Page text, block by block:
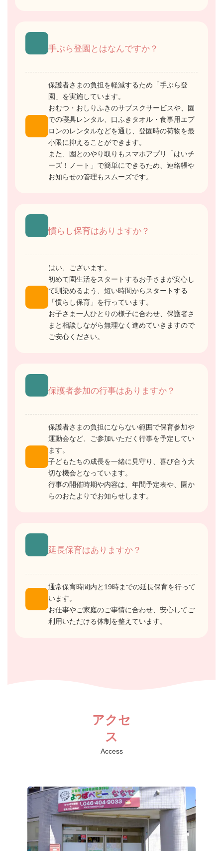
手ぶら登園とはなんですか？
保護者さまの負担を軽減するため「手ぶら登
園」を実施しています。
おむつ・おしりふきのサブスクサービスや、園
での寝具レンタル、口ふきタオル・食事用エプ
ロンのレンタルなどを通じ、登園時の荷物を最
小限に抑えることができます。
また、園とのやり取りもスマホアプリ「はいチ
ーズ！ノート」で簡単にできるため、連絡帳や
お知らせの管理もスムーズです。
慣らし保育はありますか？
はい、ございます。
初めて園生活をスタートするお子さまが安心し
て馴染めるよう、短い時間からスタートする
「慣らし保育」を行っています。
お子さま一人ひとりの様子に合わせ、保護者さ
まと相談しながら無理なく進めていきますので
ご安心ください。
保護者参加の行事はありますか？
保護者さまの負担にならない範囲で保育参加や
運動会など、ご参加いただく行事を予定してい
ます。
子どもたちの成長を一緒に見守り、喜び合う大
切な機会となっています。
行事の開催時期や内容は、年間予定表や、園か
らのおたよりでお知らせします。
延長保育はありますか？
通常保育時間内と19時までの延長保育を行って
います。
お仕事やご家庭のご事情に合わせ、安心してご
利用いただける体制を整えています。
アクセ
ス
Access